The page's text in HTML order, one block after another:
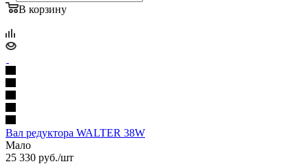
В корзину
Вал редуктора WALTER 38W
Мало
25 330 руб./шт